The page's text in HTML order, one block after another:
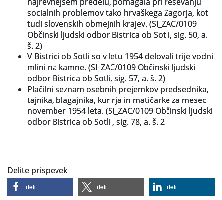
socialnih problemov tako hrvaškega Zagorja, kot
tudi slovenskih obmejnih krajev. (SI_ZAC/0109
Občinski ljudski odbor Bistrica ob Sotli, sig. 50, a.
š. 2)
V Bistrici ob Sotli so v letu 1954 delovali trije vodni
mlini na kamne. (SI_ZAC/0109 Občinski ljudski
odbor Bistrica ob Sotli, sig. 57, a. š. 2)
Plačilni seznam osebnih prejemkov predsednika,
tajnika, blagajnika, kurirja in matičarke za mesec
november 1954 leta. (SI_ZAC/0109 Občinski ljudski
odbor Bistrica ob Sotli , sig. 78, a. š. 2
Delite prispevek
deli deli deli